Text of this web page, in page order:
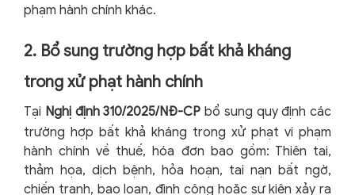
phạm hành chính khác.
2. Bổ sung trường hợp bất khả kháng
trong xử phạt hành chính
Tại Nghị định 310/2025/NĐ-CP bổ sung quy định các
trường hợp bất khả kháng trong xử phạt vi phạm
hành chính về thuế, hóa đơn bao gồm: Thiên tai,
thảm họa, dịch bệnh, hỏa hoạn, tai nạn bất ngờ,
chiến tranh, bạo loạn, đình công hoặc sự kiện xảy ra